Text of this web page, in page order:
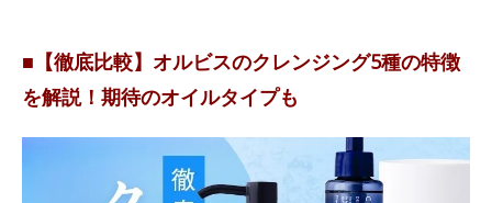
■【徹底比較】オルビスのクレンジング5種の特徴
を解説！期待のオイルタイプも